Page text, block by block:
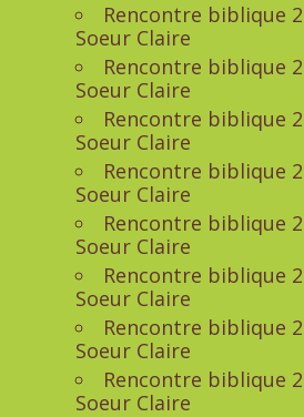
Rencontre biblique
Soeur Claire
Rencontre biblique
Soeur Claire
Rencontre biblique
Soeur Claire
Rencontre biblique
Soeur Claire
Rencontre biblique
Soeur Claire
Rencontre biblique
Soeur Claire
Rencontre biblique
Soeur Claire
Rencontre biblique
Soeur Claire